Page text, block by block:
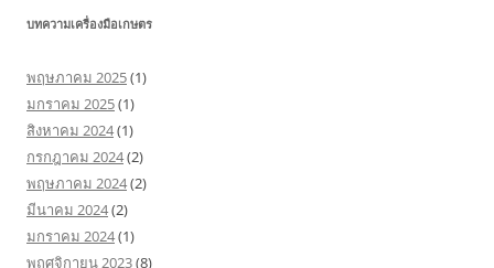
บทความเครื่องมือเกษตร
พฤษภาคม 2025(1)
มกราคม 2025(1)
สิงหาคม 2024(1)
กรกฎาคม 2024(2)
พฤษภาคม 2024(2)
มีนาคม 2024(2)
มกราคม 2024(1)
พฤศจิกายน 2023(8)